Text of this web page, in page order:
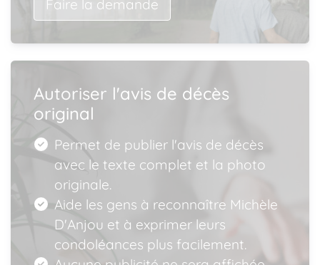
Faire la demande
Autoriser l'avis de décès
original
Permet de publier l'avis de décès
avec le texte complet et la photo
originale.
Aide les gens à reconnaître Michèle
D'Anjou et à exprimer leurs
condoléances plus facilement.